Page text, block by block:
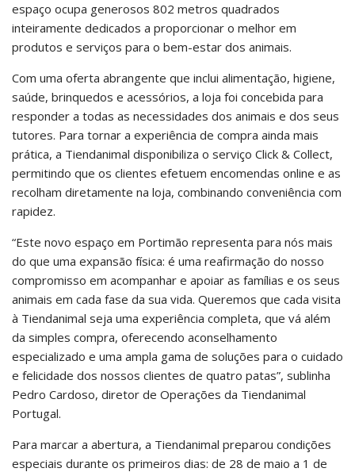
espaço ocupa generosos 802 metros quadrados
inteiramente dedicados a proporcionar o melhor em
produtos e serviços para o bem-estar dos animais.
Com uma oferta abrangente que inclui alimentação, higiene,
saúde, brinquedos e acessórios, a loja foi concebida para
responder a todas as necessidades dos animais e dos seus
tutores. Para tornar a experiência de compra ainda mais
prática, a Tiendanimal disponibiliza o serviço Click & Collect,
permitindo que os clientes efetuem encomendas online e as
recolham diretamente na loja, combinando conveniência com
rapidez.
“Este novo espaço em Portimão representa para nós mais
do que uma expansão física: é uma reafirmação do nosso
compromisso em acompanhar e apoiar as famílias e os seus
animais em cada fase da sua vida. Queremos que cada visita
à Tiendanimal seja uma experiência completa, que vá além
da simples compra, oferecendo aconselhamento
especializado e uma ampla gama de soluções para o cuidado
e felicidade dos nossos clientes de quatro patas”, sublinha
Pedro Cardoso, diretor de Operações da Tiendanimal
Portugal.
Para marcar a abertura, a Tiendanimal preparou condições
especiais durante os primeiros dias: de 28 de maio a 1 de